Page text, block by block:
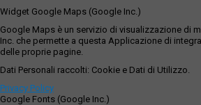
Widget Google Maps (Google Inc.)
Google Maps è un servizio di visualizzazione di
Inc. che permette a questa Applicazione di
delle proprie pagine.
Dati Personali raccolti: Cookie e Dati di Utilizzo.
Privacy Policy
Google Fonts (Google Inc.)